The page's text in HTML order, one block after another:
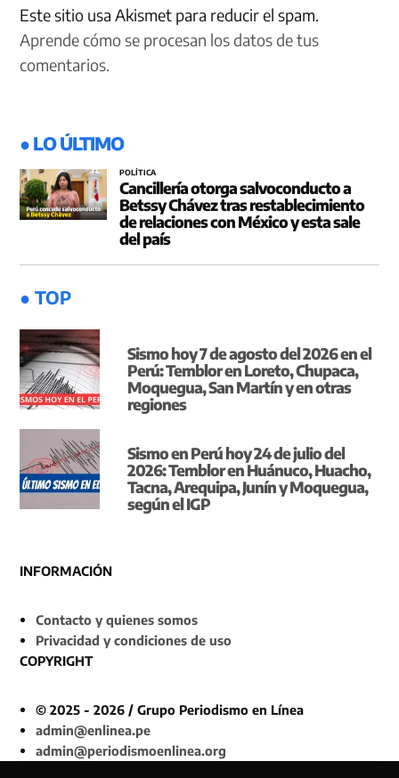
Este sitio usa Akismet para reducir el spam.
Aprende cómo se procesan los datos de tus
comentarios.
● LO ÚLTIMO
POLÍTICA
Cancillería otorga salvoconducto a
Betssy Chávez tras restablecimiento
de relaciones con México y esta sale
del país
● TOP
Sismo hoy 7 de agosto del 2026 en el
Perú: Temblor en Loreto, Chupaca,
Moquegua, San Martín y en otras
regiones
Sismo en Perú hoy 24 de julio del
2026: Temblor en Huánuco, Huacho,
Tacna, Arequipa, Junín y Moquegua,
según el IGP
INFORMACIÓN
Contacto y quienes somos
Privacidad y condiciones de uso
COPYRIGHT
© 2025 - 2026 / Grupo Periodismo en Línea
admin@enlinea.pe
admin@periodismoenlinea.org